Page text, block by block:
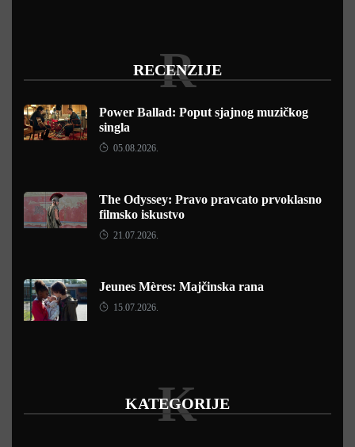
RECENZIJE
R
Power Ballad: Poput sjajnog muzičkog
singla
05.08.2026.
The Odyssey: Pravo pravcato prvoklasno
filmsko iskustvo
21.07.2026.
Jeunes Mères: Majčinska rana
15.07.2026.
KATEGORIJE
K